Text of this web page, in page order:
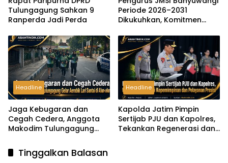
Tulungagung Sahkan 9
Ranperda Jadi Perda
Periode 2026–2031
Dikukuhkan, Komitmen
Investasi Daerah
Headline
Jaga Kebugaran dan
Cegah Cedera, Anggota
Makodim Tulungagung
Alun-alun
Headline
Kapolda Jatim Pimpin
Sertijab PJU dan Kapolres,
Tekankan Regenerasi dan
Tinggalkan Balasan